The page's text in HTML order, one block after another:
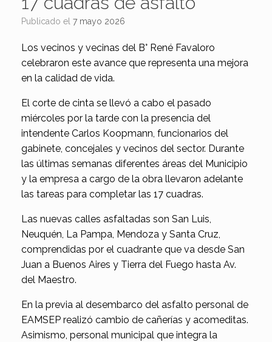
Publicado el 7 mayo 2026
Los vecinos y vecinas del B° René Favaloro
celebraron este avance que representa una mejora
en la calidad de vida.
El corte de cinta se llevó a cabo el pasado
miércoles por la tarde con la presencia del
intendente Carlos Koopmann, funcionarios del
gabinete, concejales y vecinos del sector. Durante
las últimas semanas diferentes áreas del Municipio
y la empresa a cargo de la obra llevaron adelante
las tareas para completar las 17 cuadras.
Las nuevas calles asfaltadas son San Luis,
Neuquén, La Pampa, Mendoza y Santa Cruz,
comprendidas por el cuadrante que va desde San
Juan a Buenos Aires y Tierra del Fuego hasta Av.
del Maestro.
En la previa al desembarco del asfalto personal de
EAMSEP realizó cambio de cañerías y acomeditas.
Asimismo, personal municipal que integra la